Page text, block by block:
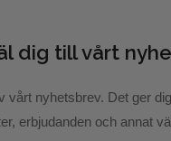
dig till vårt
vårt nyhetsbrev. Det ger
erbjudanden och annat